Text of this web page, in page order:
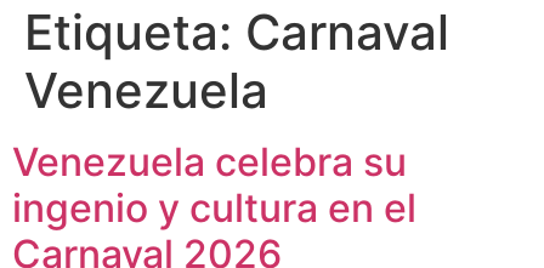
Etiqueta: Carnaval
Venezuela
Venezuela celebra su
ingenio y cultura en el
Carnaval 2026